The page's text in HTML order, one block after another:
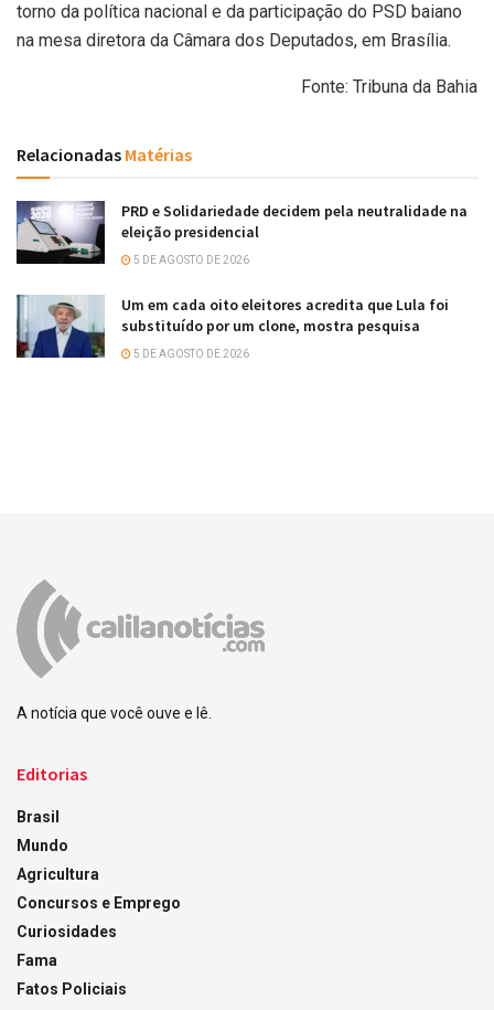
torno da política nacional e da participação do PSD baiano
na mesa diretora da Câmara dos Deputados, em Brasília.
Fonte: Tribuna da Bahia
Relacionadas Matérias
PRD e Solidariedade decidem pela neutralidade na
eleição presidencial
5 DE AGOSTO DE 2026
Um em cada oito eleitores acredita que Lula foi
substituído por um clone, mostra pesquisa
5 DE AGOSTO DE 2026
A notícia que você ouve e lê.
Editorias
Brasil
Mundo
Agricultura
Concursos e Emprego
Curiosidades
Fama
Fatos Policiais